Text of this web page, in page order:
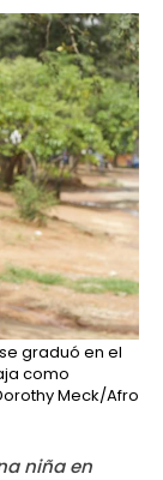
graduó en el
como
Meck/Afro
niña en